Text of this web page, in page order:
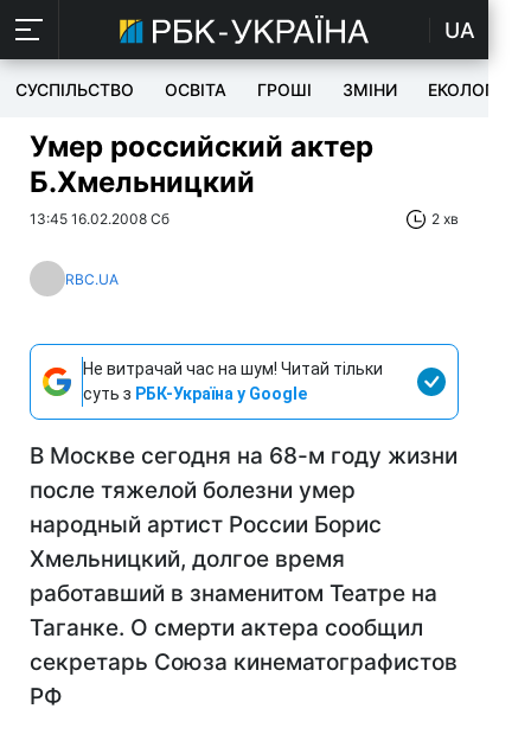
UA
СУСПІЛЬСТВО ОСВІТА ГРОШІ ЗМІНИ ЕКОЛОГІЯ
Умер российский актер
Б.Хмельницкий
13:45 16.02.2008 Сб 2 хв
RBC.UA
Не витрачай час на шум! Читай тільки
суть з РБК-Україна у Google
В Москве сегодня на 68-м году жизни
после тяжелой болезни умер
народный артист России Борис
Хмельницкий, долгое время
работавший в знаменитом Театре на
Таганке. О смерти актера сообщил
секретарь Союза кинематографистов
РФ